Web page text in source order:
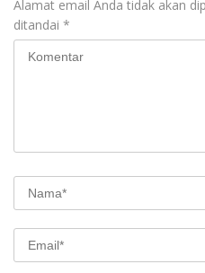
Alamat email Anda tidak akan
ditandai *